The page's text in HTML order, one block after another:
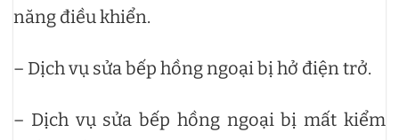
năng điều khiển.
– Dịch vụ sửa bếp hồng ngoại bị hở điện trở.
– Dịch vụ sửa bếp hồng ngoại bị mất kiểm